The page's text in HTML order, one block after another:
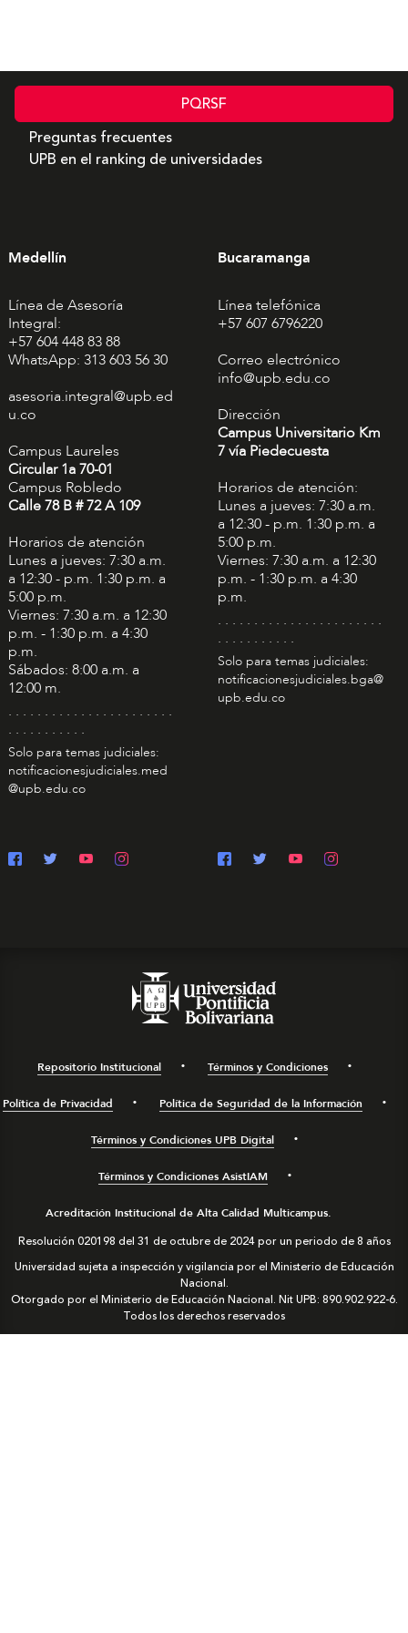
PQRSF
Preguntas frecuentes
UPB en el ranking de universidades
Medellín
Línea de Asesoría
Integral:
+57 604 448 83 88
WhatsApp: 313 603 56 30
asesoria.integral@upb.ed
u.co
Campus Laureles
Circular 1a 70-01
Campus Robledo
Calle 78 B # 72 A 109
Horarios de atención
Lunes a jueves: 7:30 a.m.
a 12:30 - p.m. 1:30 p.m. a
5:00 p.m.
Viernes: 7:30 a.m. a 12:30
p.m. - 1:30 p.m. a 4:30
p.m.
Sábados: 8:00 a.m. a
12:00 m.
. . . . . . . . . . . . . . . . . . . . . . .
. . . . . . . . . . .
Solo para temas judiciales:
notificacionesjudiciales.med
@upb.edu.co
Bucaramanga
Línea telefónica
+57 607 6796220
Correo electrónico
info@upb.edu.co
Dirección
Campus Universitario Km
7 vía Piedecuesta
Horarios de atención:
Lunes a jueves: 7:30 a.m.
a 12:30 - p.m. 1:30 p.m. a
5:00 p.m.
Viernes: 7:30 a.m. a 12:30
p.m. - 1:30 p.m. a 4:30
p.m.
. . . . . . . . . . . . . . . . . . . . . . .
. . . . . . . . . . .
Solo para temas judiciales:
notificacionesjudiciales.bga@
upb.edu.co
Repositorio Institucional Términos y Condiciones
Política de Privacidad Política de Seguridad de la Información
Términos y Condiciones UPB Digital
Términos y Condiciones AsistIAM
Acreditación Institucional de Alta Calidad Multicampus.
Resolución 020198 del 31 de octubre de 2024 por un periodo de 8 años
Universidad sujeta a inspección y vigilancia por el Ministerio de Educación
Nacional.
Otorgado por el Ministerio de Educación Nacional. Nit UPB: 890.902.922-6.
Todos los derechos reservados